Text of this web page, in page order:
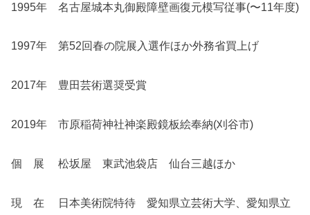
1995年 名古屋城本丸御殿障壁画復元模写従事(〜11年度)
1997年 第52回春の院展入選作ほか外務省買上げ
2017年 豊田芸術選奨受賞
2019年 市原稲荷神社神楽殿鏡板絵奉納(刈谷市)
個 展 松坂屋 東武池袋店 仙台三越ほか
現 在 日本美術院特待 愛知県立芸術大学、愛知県立